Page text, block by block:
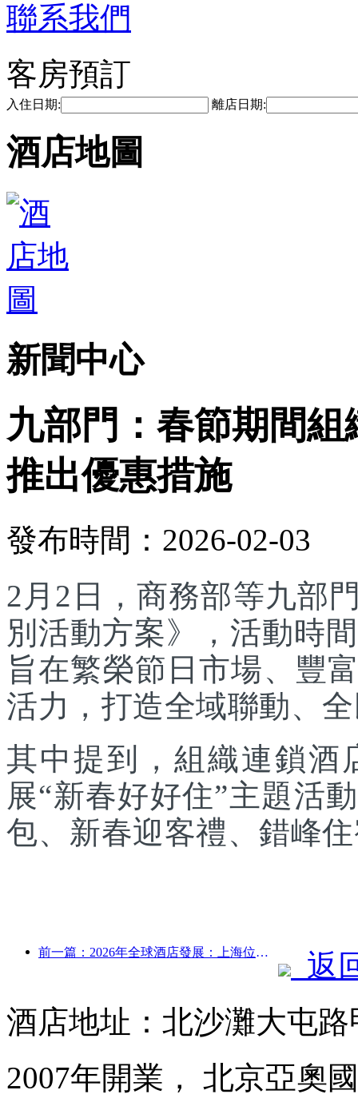
聯系我們
客房預訂
入住日期: 離店日期:
酒店地圖
新聞中心
九部門：春節期間
推出優惠措施
發布時間：2026-02-03
2月2日，商務部等九部
別活動方案》，活動時
旨在繁榮節日市場、豐
活力，打造全域聯動、
其中提到，組織連鎖酒
展“新春好好住”主題活
包、新春迎客禮、錯峰
前一篇：2026年全球酒店發展：上海位居客房新增量榜首
返
酒店地址：北沙灘大屯
2007年開業， 北京亞